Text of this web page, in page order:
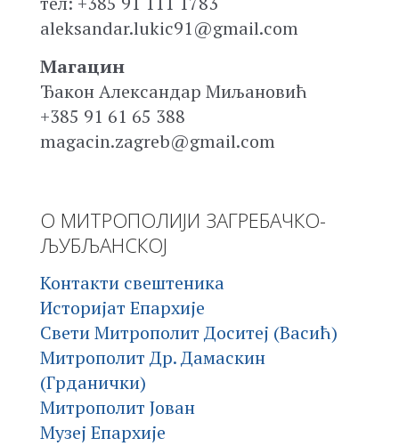
aleksandar.lukic91@gmail.com
Магацин
Ђакон Александар Миљановић
+385 91 61 65 388
magacin.zagreb@gmail.com
О МИТРОПОЛИЈИ ЗАГРЕБАЧКО-
ЉУБЉАНСКОЈ
Контакти свештеника
Историјат Епархије
Свети Митрополит Доситеј (Васић)
Митрополит Др. Дамаскин
(Грданички)
Митрополит Јован
Музеј Епархије